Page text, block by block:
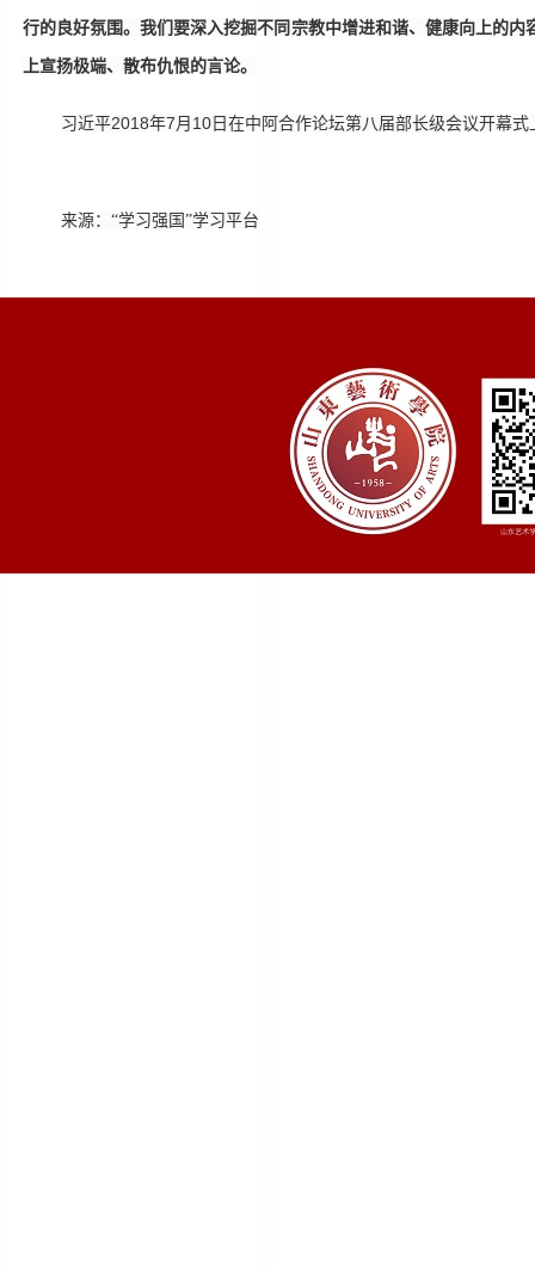
行的良好氛围。我们要深入挖掘不同宗教中增进和谐、健康向上的
上宣扬极端、散布仇恨的言论。
习近平2018年7月10日在中阿合作论坛第八届部长级会议开幕式
来源： “学习强国 ”学习平台